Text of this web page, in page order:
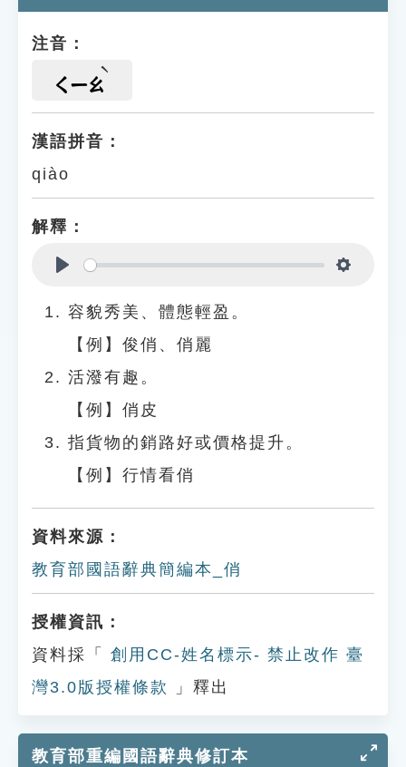
注音：
ㄑㄧㄠ
漢語拼音：
qiào
解釋：
容貌秀美、體態輕盈。
【例】俊俏、俏麗
活潑有趣。
【例】俏皮
指貨物的銷路好或價格提升。
【例】行情看俏
資料來源：
教育部國語辭典簡編本_俏
授權資訊：
資料採「
創用CC-姓名標示- 禁止改作 臺
灣3.0版授權條款
」釋出
教育部重編國語辭典修訂本